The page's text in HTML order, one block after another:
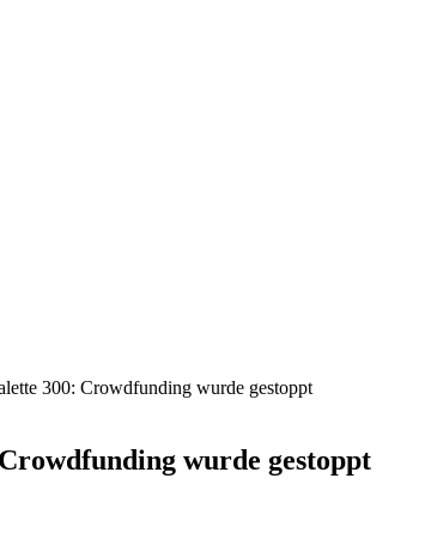
300: Crowdfunding wurde gestoppt
wurde gestoppt